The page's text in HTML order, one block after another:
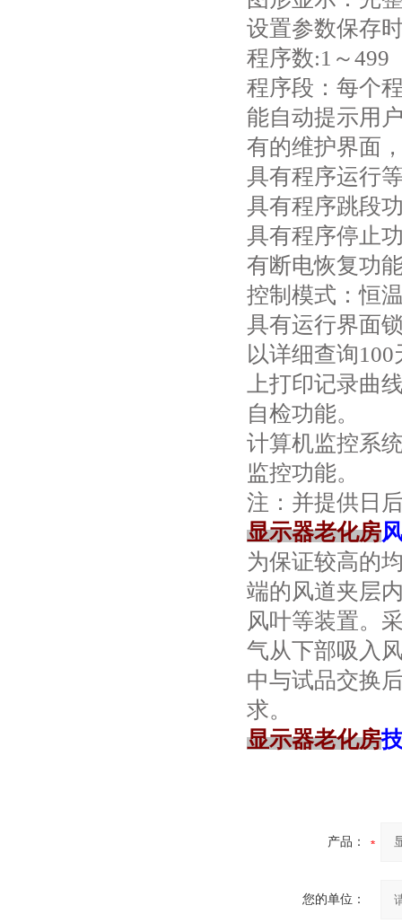
设置参数保存
程序数:1～499
程序段：每个
能自动提示用
有的维护界面
具有程序运行
具有程序跳段
具有程序停止
有断电恢复功
控制模式：恒
具有运行界面
以详细查询
上打印记录曲
自检功能。
计算机监控系
监控功能。
注：并提供日
显示器老化房
为保证较高的
端的风道夹层
风叶等装置。
气从下部吸入
中与试品交换
求。
显示器老化房
产品：
您的单位：